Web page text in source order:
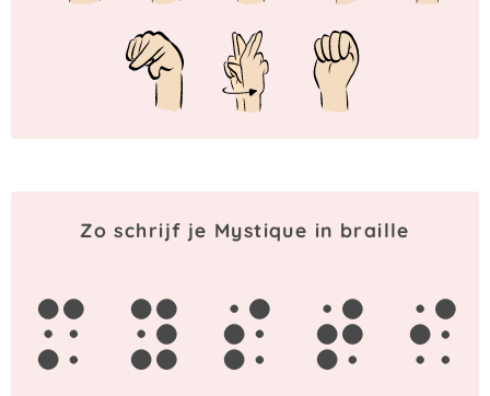
Zo schrijf je Mystique in braille
m y s t i